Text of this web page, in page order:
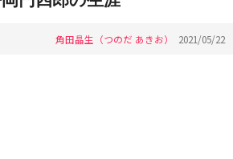
角田晶生（つのだ あきお） 2021/05/22